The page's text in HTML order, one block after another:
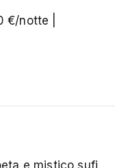
€/notte |